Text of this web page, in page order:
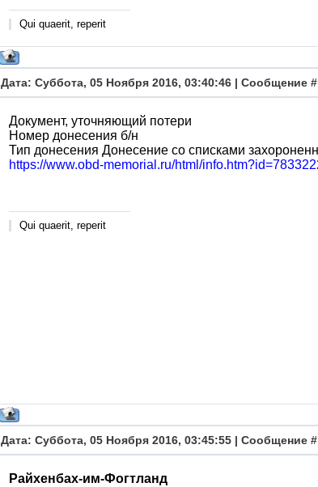
Qui quaerit, reperit
Дата: Суббота, 05 Ноября 2016, 03:40:46 | Сообщение #
Документ, уточняющий потери
Номер донесения б/н
Тип донесения Донесение со списками
https://www.obd-memorial.ru/html/
Qui quaerit, reperit
Дата: Суббота, 05 Ноября 2016, 03:45:55 | Сообщение #
Райхенбах-им-Фогтланд